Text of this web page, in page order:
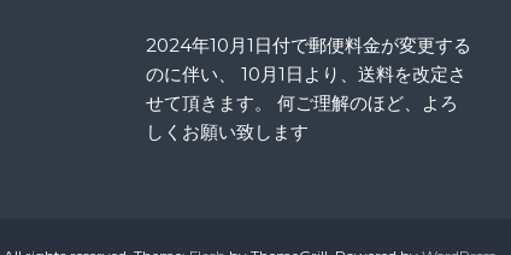
2024年10月1日付で郵便料金が変更する
のに伴い、 10月1日より、送料を改定さ
せて頂きます。 何ご理解のほど、よろ
しくお願い致します